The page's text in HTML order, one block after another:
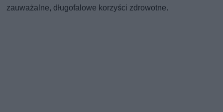
zauważalne, długofalowe korzyści zdrowotne.